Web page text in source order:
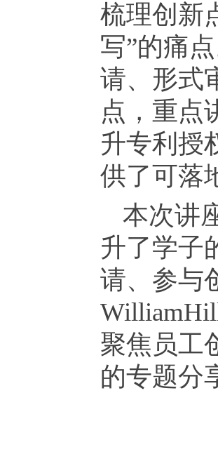
梳理创新
写”的痛
请、形式
点，重点
升专利授
供了可落
本次讲
升了学子
请、参与
聚焦员工
的专题分